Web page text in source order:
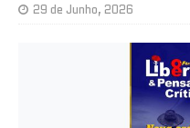
29 de Junho, 2026